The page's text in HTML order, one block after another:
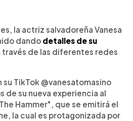
la actriz salvadoreña Vanesa
dando detalles de su
través de las diferentes redes
TikTok @vanesatomasino
de su nueva experiencia al
Hammer", que se emitirá el
la cual es protagonizada por